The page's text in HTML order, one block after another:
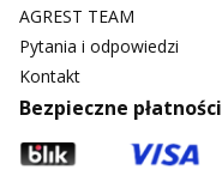
AGREST TEAM
Pytania i odpowiedzi
Kontakt
Bezpieczne płatności